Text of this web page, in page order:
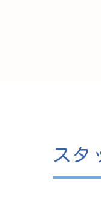
スタ